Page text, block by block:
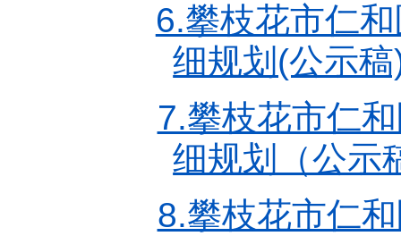
6.攀枝花市仁
细规划(公示
7.攀枝花市仁
细规划（公示
8.攀枝花市仁